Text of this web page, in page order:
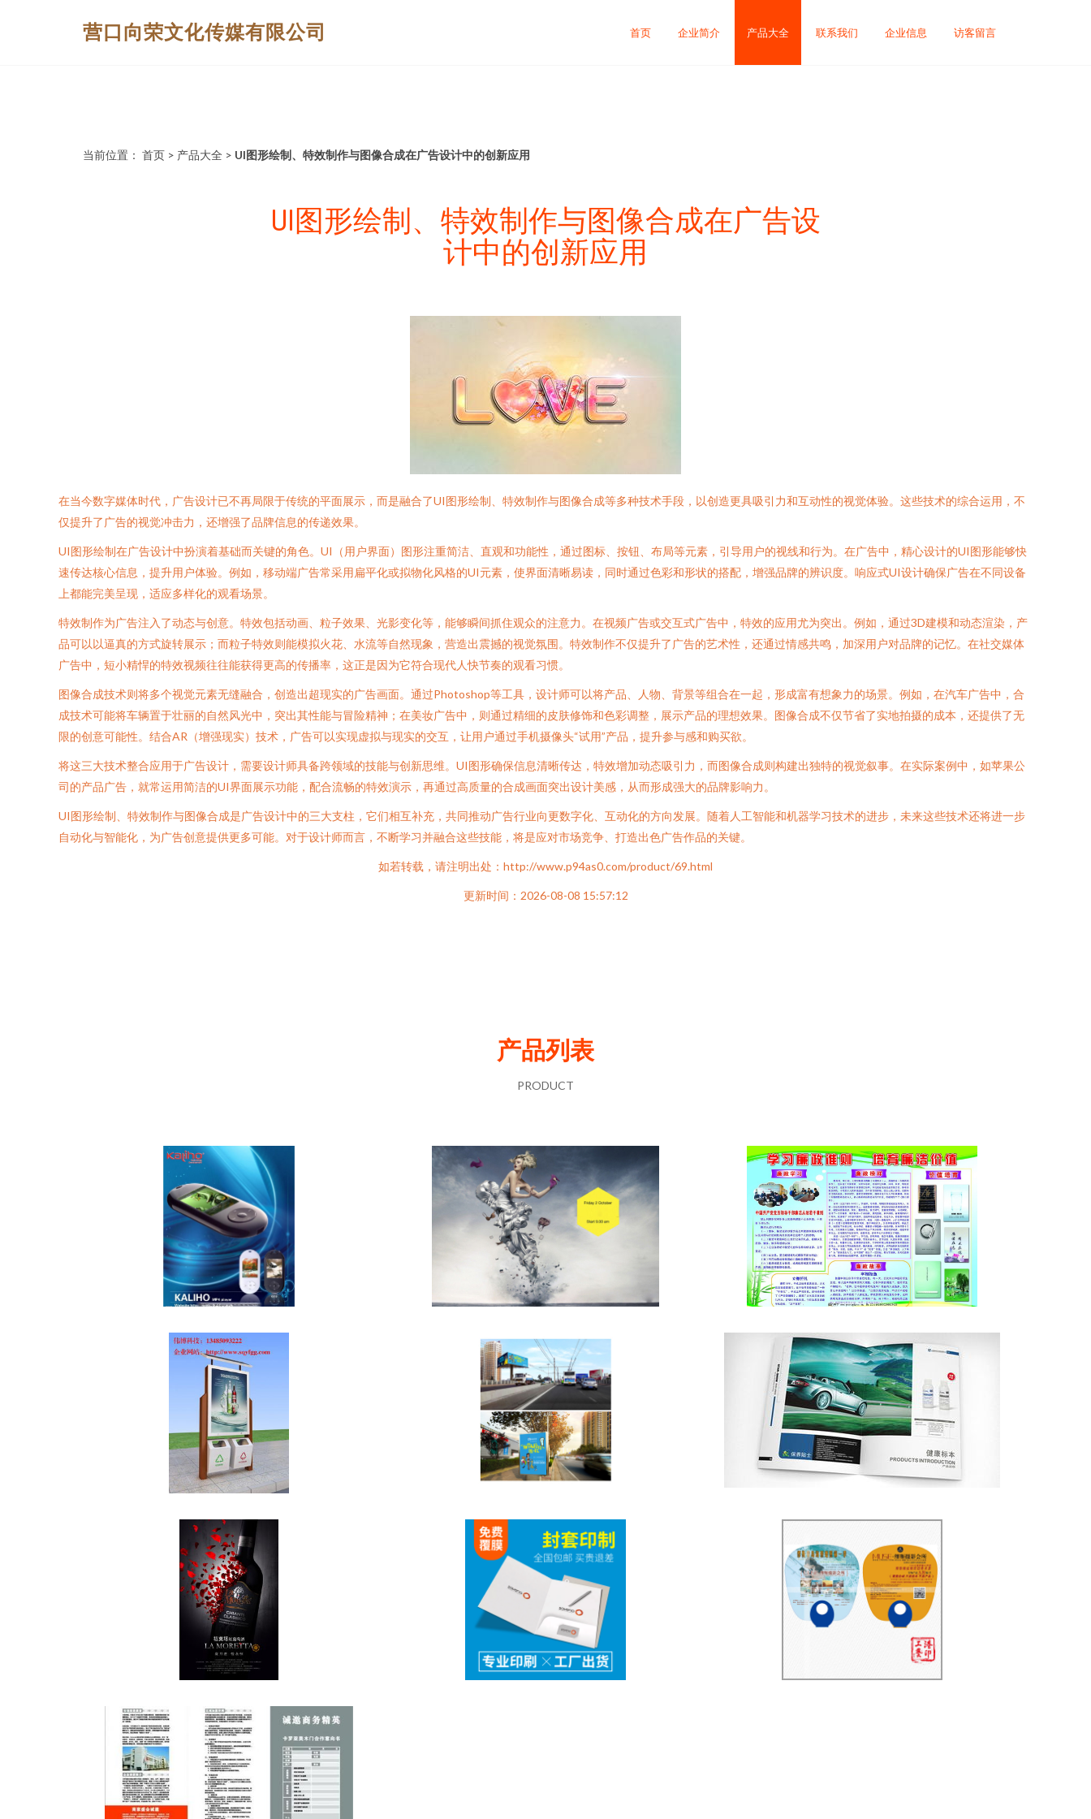
营口向荣文化传媒有限公司 首页 企业简介 产品大全 联系我们 企业信息 访客留言
当前位置： 首页 > 产品大全 > UI图形绘制、特效制作与图像合成在广告设计中的创新应用
UI图形绘制、特效制作与图像合成在广告设
计中的创新应用
在当今数字媒体时代，广告设计已不再局限于传统的平面展示，而是融合了UI图形绘制、特效制作与图像合成等多种技术手段，以创造更具吸引力和互动性的视觉体验。这些技术的综合运用，不
仅提升了广告的视觉冲击力，还增强了品牌信息的传递效果。
UI图形绘制在广告设计中扮演着基础而关键的角色。UI（用户界面）图形注重简洁、直观和功能性，通过图标、按钮、布局等元素，引导用户的视线和行为。在广告中，精心设计的UI图形能够快
速传达核心信息，提升用户体验。例如，移动端广告常采用扁平化或拟物化风格的UI元素，使界面清晰易读，同时通过色彩和形状的搭配，增强品牌的辨识度。响应式UI设计确保广告在不同设备
上都能完美呈现，适应多样化的观看场景。
特效制作为广告注入了动态与创意。特效包括动画、粒子效果、光影变化等，能够瞬间抓住观众的注意力。在视频广告或交互式广告中，特效的应用尤为突出。例如，通过3D建模和动态渲染，产
品可以以逼真的方式旋转展示；而粒子特效则能模拟火花、水流等自然现象，营造出震撼的视觉氛围。特效制作不仅提升了广告的艺术性，还通过情感共鸣，加深用户对品牌的记忆。在社交媒体
广告中，短小精悍的特效视频往往能获得更高的传播率，这正是因为它符合现代人快节奏的观看习惯。
图像合成技术则将多个视觉元素无缝融合，创造出超现实的广告画面。通过Photoshop等工具，设计师可以将产品、人物、背景等组合在一起，形成富有想象力的场景。例如，在汽车广告中，合
成技术可能将车辆置于壮丽的自然风光中，突出其性能与冒险精神；在美妆广告中，则通过精细的皮肤修饰和色彩调整，展示产品的理想效果。图像合成不仅节省了实地拍摄的成本，还提供了无
限的创意可能性。结合AR（增强现实）技术，广告可以实现虚拟与现实的交互，让用户通过手机摄像头“试用”产品，提升参与感和购买欲。
将这三大技术整合应用于广告设计，需要设计师具备跨领域的技能与创新思维。UI图形确保信息清晰传达，特效增加动态吸引力，而图像合成则构建出独特的视觉叙事。在实际案例中，如苹果公
司的产品广告，就常运用简洁的UI界面展示功能，配合流畅的特效演示，再通过高质量的合成画面突出设计美感，从而形成强大的品牌影响力。
UI图形绘制、特效制作与图像合成是广告设计中的三大支柱，它们相互补充，共同推动广告行业向更数字化、互动化的方向发展。随着人工智能和机器学习技术的进步，未来这些技术还将进一步
自动化与智能化，为广告创意提供更多可能。对于设计师而言，不断学习并融合这些技能，将是应对市场竞争、打造出色广告作品的关键。
如若转载，请注明出处：http://www.p94as0.com/product/69.html
更新时间：2026-08-08 15:57:12
产品列表
PRODUCT